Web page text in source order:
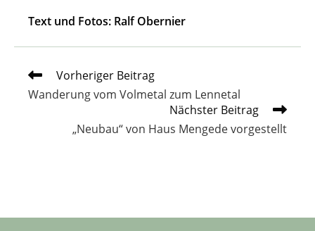
Text und Fotos: Ralf Obernier
Weitere
Artikel
ansehen
Vorheriger Beitrag
Wanderung vom Volmetal zum Lennetal
Nächster Beitrag
„Neubau“ von Haus Mengede vorgestellt